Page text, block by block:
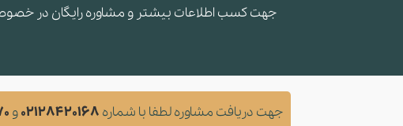
جهت کسب اطلاعات بیشتر و مشاوره‌ رایگان در خصوص
جهت دریافت مشاوره لطفا با شماره 02128420168و